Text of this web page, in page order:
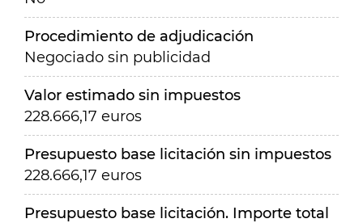
Procedimiento de adjudicación
Negociado sin publicidad
Valor estimado sin impuestos
228.666,17 euros
Presupuesto base licitación sin impuestos
228.666,17 euros
Presupuesto base licitación. Importe total